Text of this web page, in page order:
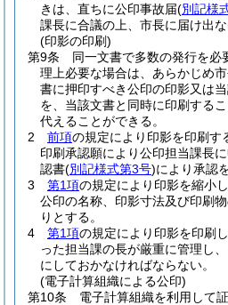
きは、直ちに公印事故届(別記様
課長に合議の上、市長に届け出な
(印影の印刷)
第9条
同一文書で多数の発行を必
理上必要な場合は、あらかじめ
書に押印すべき公印の印影又は
を、当該文書と同時に印刷する
代えることができる。
2
前項の規定により印影を印刷す
印刷承認願により公印担当課長
認書(別記様式第3号)により承認
3
第1項の規定により印影を縮小
公印の名称、印影寸法及び印刷物
りとする。
4
第1項の規定により印影を印刷
った担当課の長が厳重に管理し
にしておかなければならない。
(電子計算組織による公印)
第10条
電子計算組織を利用して